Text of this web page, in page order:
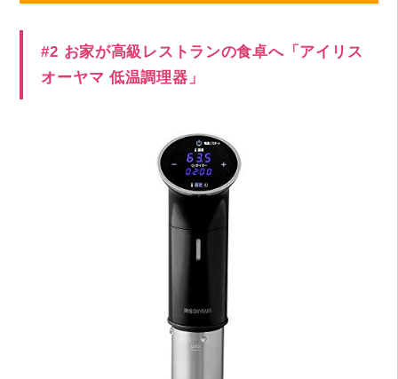
#2 お家が高級レストランの食卓へ「アイリス
オーヤマ 低温調理器」